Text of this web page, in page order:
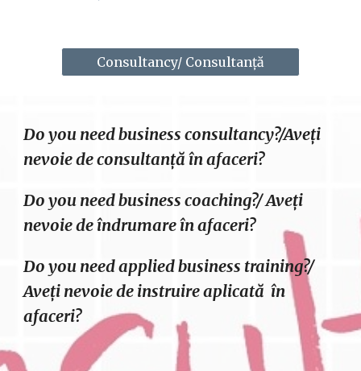
Consultancy/ Consultanță
Do you need business consultancy?/Aveți
nevoie de consultanță în afaceri?
Do you need business coaching?/ Aveți
nevoie de îndrumare în afaceri?
Do you need applied business training?/
Aveți nevoie de instruire aplicată  în
afaceri?